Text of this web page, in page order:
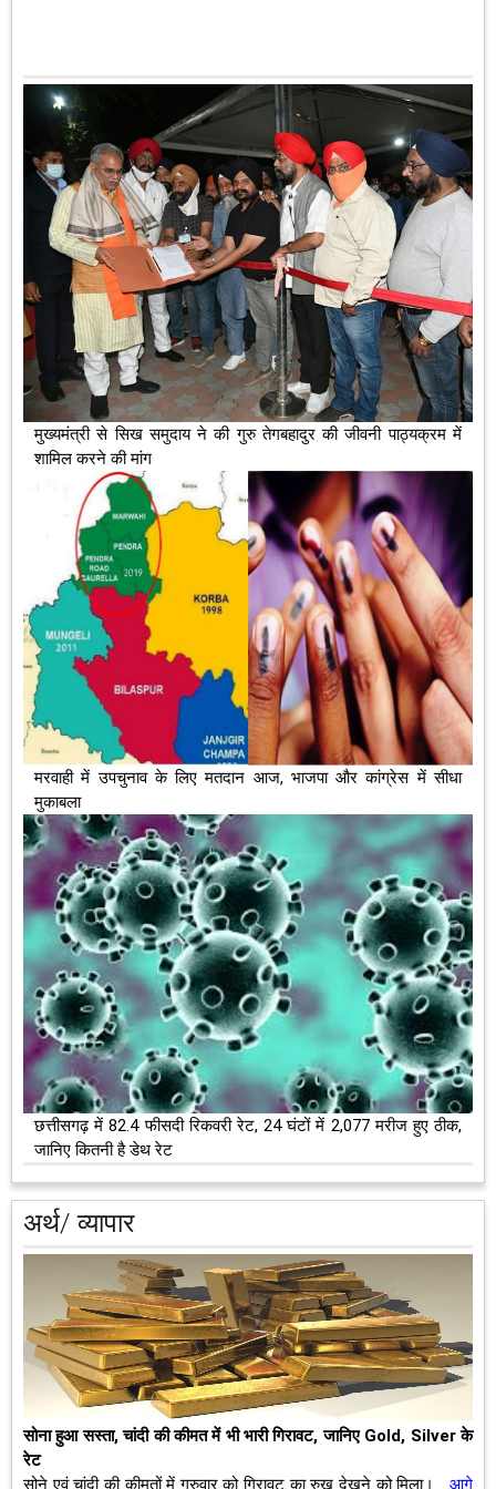
मुख्यमंत्री से सिख समुदाय ने की गुरु तेगबहादुर की जीवनी पाठ्यक्रम में
शामिल करने की मांग
मरवाही में उपचुनाव के लिए मतदान आज, भाजपा और कांग्रेस में सीधा
मुकाबला
छत्तीसगढ़ में 82.4 फीसदी रिकवरी रेट, 24 घंटों में 2,077 मरीज हुए ठीक,
जानिए कितनी है डेथ रेट
अर्थ/ व्यापार
सोना हुआ सस्ता, चांदी की कीमत में भी भारी गिरावट, जानिए Gold, Silver के
रेट
सोने एवं चांदी की कीमतों में गुरुवार को गिरावट का रुख देखने को मिला।
आगे